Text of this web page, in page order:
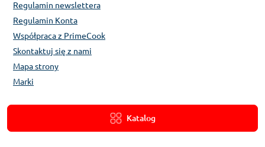
Regulamin newslettera
Regulamin Konta
Współpraca z PrimeCook
Skontaktuj się z nami
Mapa strony
Marki
Katalog